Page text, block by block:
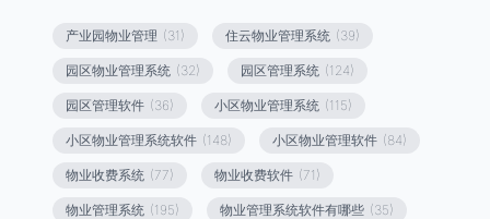
产业园物业管理 (31) 住云物业管理系统 (39)
园区物业管理系统 (32) 园区管理系统 (124)
园区管理软件 (36) 小区物业管理系统 (115)
小区物业管理系统软件 (148) 小区物业管理软件 (84)
物业收费系统 (77) 物业收费软件 (71)
物业管理系统 (195) 物业管理系统软件有哪些 (35)